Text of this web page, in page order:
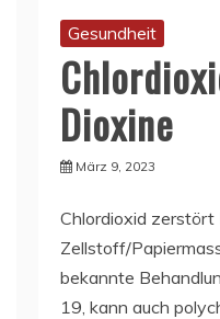
Gesundheit
Dioxine
März 9, 2023
Chlordioxid zerstört
Zellstoff/
bekannte
19, kann auch